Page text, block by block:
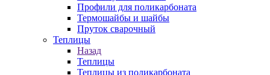
Профили для поликарбоната
Термошайбы и шайбы
Пруток сварочный
Теплицы
Назад
Теплицы
Теплицы из поликарбоната